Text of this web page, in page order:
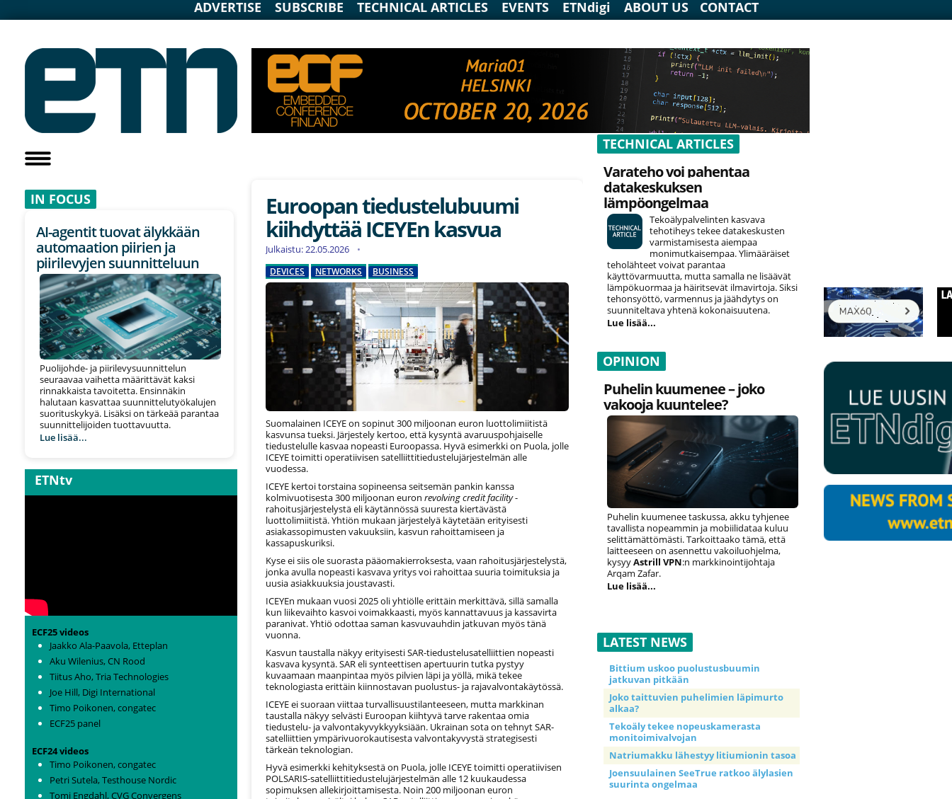
ADVERTISE SUBSCRIBE TECHNICAL ARTICLES EVENTS ETNdigi ABOUT US CONTACT
IN FOCUS
AI-agentit tuovat älykkään
automaation piirien ja
piirilevyjen suunnitteluun
Puolijohde- ja piirilevysuunnittelun
seuraavaa vaihetta määrittävät kaksi
rinnakkaista tavoitetta. Ensinnäkin
halutaan kasvattaa suunnittelutyökalujen
suorituskykyä. Lisäksi on tärkeää parantaa
suunnittelijoiden tuottavuutta.
Lue lisää...
ETNtv
ECF25 videos
Jaakko Ala-Paavola, Etteplan
Aku Wilenius, CN Rood
Tiitus Aho, Tria Technologies
Joe Hill, Digi International
Timo Poikonen, congatec
ECF25 panel
ECF24 videos
Timo Poikonen, congatec
Petri Sutela, Testhouse Nordic
Tomi Engdahl, CVG Convergens
Euroopan tiedustelubuumi
kiihdyttää ICEYEn kasvua
Julkaistu: 22.05.2026
DEVICES NETWORKS BUSINESS
Suomalainen ICEYE on sopinut 300 miljoonan euron luottolimiitistä
kasvunsa tueksi. Järjestely kertoo, että kysyntä avaruuspohjaiselle
tiedustelulle kasvaa nopeasti Euroopassa. Hyvä esimerkki on Puola, jolle
ICEYE toimitti operatiivisen satelliittitiedustelujärjestelmän alle
vuodessa.
ICEYE kertoi torstaina sopineensa seitsemän pankin kanssa
kolmivuotisesta 300 miljoonan euronrevolving credit facility-
rahoitusjärjestelystä eli käytännössä suuresta kiertävästä
luottolimiitistä. Yhtiön mukaan järjestelyä käytetään erityisesti
asiakassopimusten vakuuksiin, kasvun rahoittamiseen ja
kassapuskuriksi.
Kyse ei siis ole suorasta pääomakierroksesta, vaan rahoitusjärjestelystä,
jonka avulla nopeasti kasvava yritys voi rahoittaa suuria toimituksia ja
uusia asiakkuuksia joustavasti.
ICEYEn mukaan vuosi 2025 oli yhtiölle erittäin merkittävä, sillä samalla
kun liikevaihto kasvoi voimakkaasti, myös kannattavuus ja kassavirta
paranivat. Yhtiö odottaa saman kasvuvauhdin jatkuvan myös tänä
vuonna.
Kasvun taustalla näkyy erityisesti SAR-tiedustelusatelliittien nopeasti
kasvava kysyntä. SAR eli synteettisen apertuurin tutka pystyy
kuvaamaan maanpintaa myös pilvien läpi ja yöllä, mikä tekee
teknologiasta erittäin kiinnostavan puolustus- ja rajavalvontakäytössä.
ICEYE ei suoraan viittaa turvallisuustilanteeseen, mutta markkinan
taustalla näkyy selvästi Euroopan kiihtyvä tarve rakentaa omia
tiedustelu- ja valvontakyvykkyyksiään. Ukrainan sota on tehnyt SAR-
satelliittien ympärivuorokautisesta valvontakyvystä strategisesti
tärkeän teknologian.
Hyvä esimerkki kehityksestä on Puola, jolle ICEYE toimitti operatiivisen
POLSARIS-satelliittitiedustelujärjestelmän alle 12 kuukaudessa
sopimuksen allekirjoittamisesta. Noin 200 miljoonan euron
TECHNICAL ARTICLES
Varateho voi pahentaa
datakeskuksen
lämpöongelmaa
Tekoälypalvelinten kasvava
tehotiheys tekee datakeskusten
varmistamisesta aiempaa
monimutkaisempaa. Ylimääräiset
teholähteet voivat parantaa
käyttövarmuutta, mutta samalla ne lisäävät
lämpökuormaa ja häiritsevät ilmavirtoja. Siksi
tehonsyöttö, varmennus ja jäähdytys on
suunniteltava yhtenä kokonaisuutena.
Lue lisää...
OPINION
Puhelin kuumenee – joko
vakooja kuuntelee?
Puhelin kuumenee taskussa, akku tyhjenee
tavallista nopeammin ja mobiilidataa kuluu
selittämättömästi. Tarkoittaako tämä, että
laitteeseen on asennettu vakoiluohjelma,
kysyyAstrill VPN:n markkinointijohtaja
Arqam Zafar.
Lue lisää...
LATEST NEWS
Bittium uskoo puolustusbuumin
jatkuvan pitkään
Joko taittuvien puhelimien läpimurto
alkaa?
Tekoäly tekee nopeuskamerasta
monitoimivalvojan
Natriumakku lähestyy litiumionin tasoa
Joensuulainen SeeTrue ratkoo älylasien
suurinta ongelmaa